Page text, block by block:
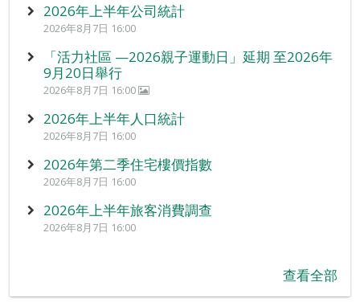
2026年上半年公司統計
2026年8月7日 16:00
「活力社區 —2026親子運動日」延期 至2026年
9月20日舉行
2026年8月7日 16:00
2026年上半年人口統計
2026年8月7日 16:00
2026年第二季住宅樓價指數
2026年8月7日 16:00
2026年上半年旅客消費調查
2026年8月7日 16:00
查看全部